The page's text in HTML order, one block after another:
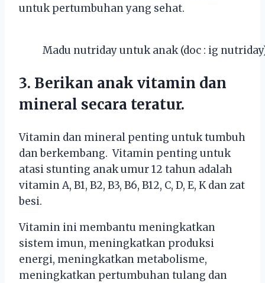
untuk pertumbuhan yang sehat.
Madu nutriday untuk anak (doc : ig
3. Berikan anak vitamin dan
mineral secara teratur.
Vitamin dan mineral penting untuk tumbuh
dan berkembang. Vitamin penting untuk
atasi stunting anak umur 12 tahun adalah
vitamin A, B1, B2, B3, B6, B12, C, D, E, K dan zat
besi.
Vitamin ini membantu meningkatkan
sistem imun, meningkatkan produksi
energi, meningkatkan metabolisme,
meningkatkan pertumbuhan tulang dan